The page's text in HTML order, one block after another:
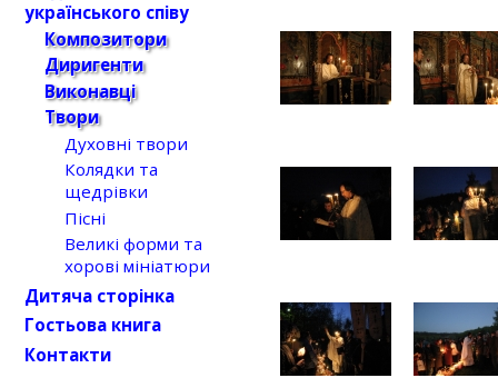
українського співу
Композитори
Диригенти
Виконавці
Твори
Духовні твори
Колядки та
щедрівки
Пісні
Великі форми та
хорові мініатюри
Дитяча сторінка
Гостьова книга
Контакти